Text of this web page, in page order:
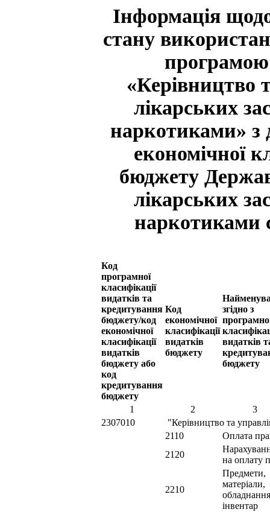
Інформація
стану
«Керівництво
лікарських
наркотиками» з
економічної
бюджету
лікарських
наркотиками
Код
програмної
класифікації
видатків та
кредитування
бюджету/код
економічної
класифікації
видатків
бюджету або
код
кредитування
бюджету
Код
економічної
класифікації
видатків
бюджету
згідно з
видатків
бюджету
1 2
3
2307010
"Керівництво та
2110
Оплата
2120
на оплату
2210
Предмети,
матеріали,
інвентар